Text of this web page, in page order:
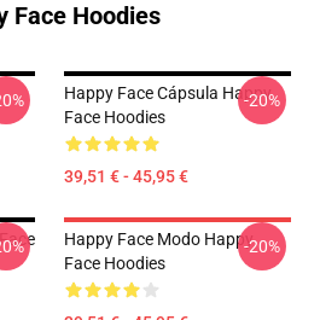
Face Hoodies
Happy Face Cápsula Happy
Face Hoodies
39,51 € - 45,95 €
-20%
Happy Face Modo Happy
Face Hoodies
-20%